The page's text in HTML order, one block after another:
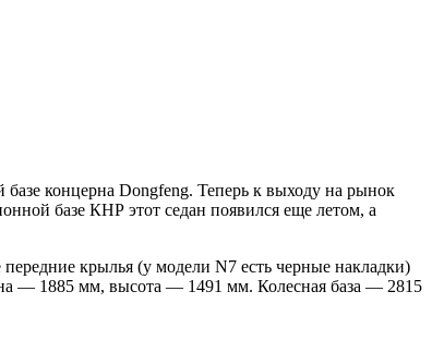
базе концерна Dongfeng. Теперь к выходу на рынок
базе КНР этот седан появился еще летом, а
крылья (у модели N7 есть черные накладки)
— 1885 мм, высота — 1491 мм. Колесная база — 2815